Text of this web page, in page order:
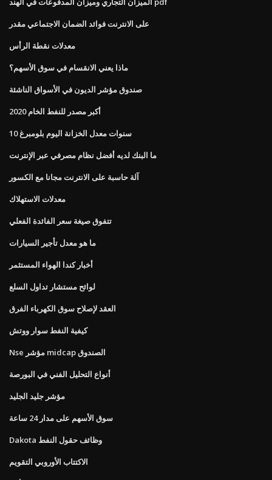
على الانترنت فوائد الضمان الاجتماعي مقدر
معدلات نقطة الرأس
ماذا يعني الانقسام في سوق الأسهم؟
صندوق مؤشر الديون في الأسواق الناشئة
أكبر مصدر للنفط الخام 2020
10 سنوات معدل الخزانة اليوم بلومبرغ
ما البنك لديه أفضل نظام مصرفي عبر الإنترنت
آلة حاسبة على الانترنت مجانا مع الكسور
معدلات الاستهلاك
تتفوق صيغة سعر الفائدة الفعلي
ما هو معدل تأجير السيارات
أخبار كندا الهواء المستثمر
لوائح مستشار تداول السلع
العقد لإصلاح سوق الكهرباء الفرق
كيفية النفط سوار ووتش
Nse مؤشر midcap الصندوق
أنواع التحليل الفني في البورصة
مؤشر جليد الجليد
سوق الأسهم على مدار 24 ساعة
Dakota وظائف حقول النفط
الاكتتاب الأوروبي التقويم